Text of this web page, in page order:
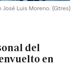
Luis Moreno. (Gtres)
del
en